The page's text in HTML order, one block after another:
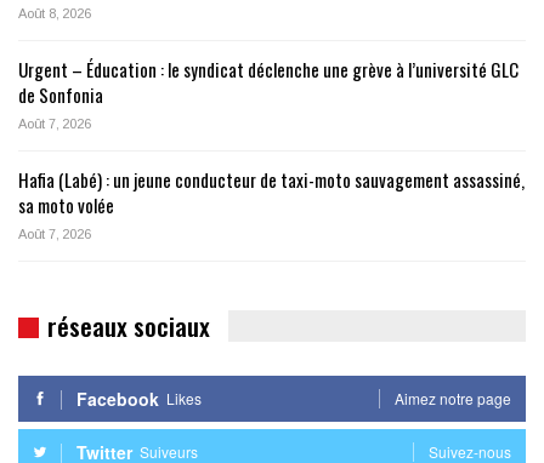
Août 8, 2026
Urgent – Éducation : le syndicat déclenche une grève à l’université GLC
de Sonfonia
Août 7, 2026
Hafia (Labé) : un jeune conducteur de taxi-moto sauvagement assassiné,
sa moto volée
Août 7, 2026
réseaux sociaux
Facebook Likes Aimez notre page
Twitter Suiveurs Suivez-nous